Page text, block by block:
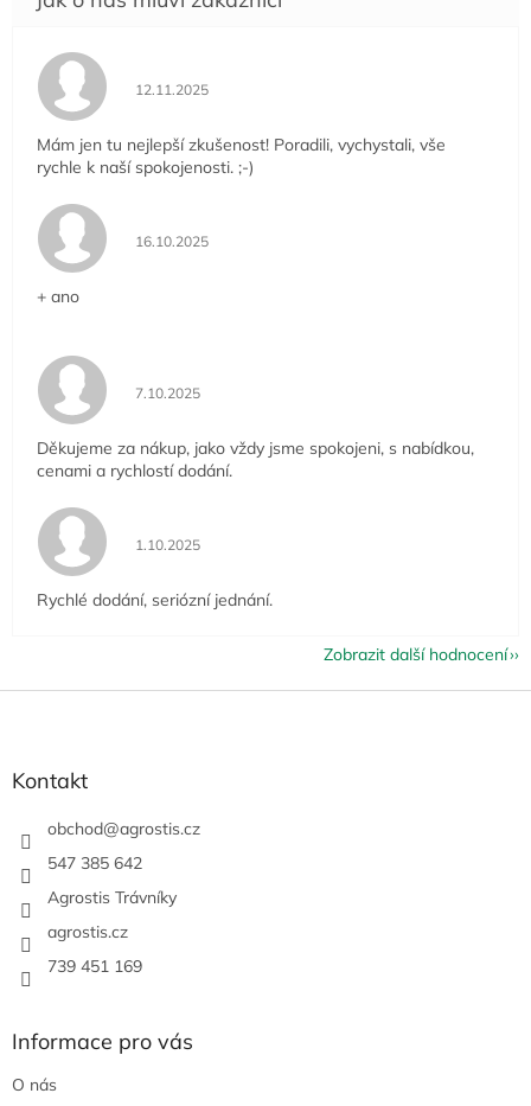
Hodnocení obchodu je 5 z 5 hvězdiček.
12.11.2025
Mám jen tu nejlepší zkušenost! Poradili, vychystali, vše
rychle k naší spokojenosti. ;-)
Hodnocení obchodu je 5 z 5 hvězdiček.
16.10.2025
+ ano
Hodnocení obchodu je 5 z 5 hvězdiček.
7.10.2025
Děkujeme za nákup, jako vždy jsme spokojeni, s nabídkou,
cenami a rychlostí dodání.
Hodnocení obchodu je 5 z 5 hvězdiček.
1.10.2025
Rychlé dodání, seriózní jednání.
Zobrazit další hodnocení
Z
Kontakt
obchod@agrostis.cz
547 385 642
Agrostis Trávníky
agrostis.cz
739 451 169
Informace pro vás
O nás